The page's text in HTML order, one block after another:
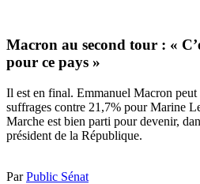
Macron au second tour : «
pour ce pays »
Il est en final. Emmanuel Macron peut
suffrages contre 21,7% pour Marine
Marche est bien parti pour devenir,
président de la République.
ParPublic Sénat